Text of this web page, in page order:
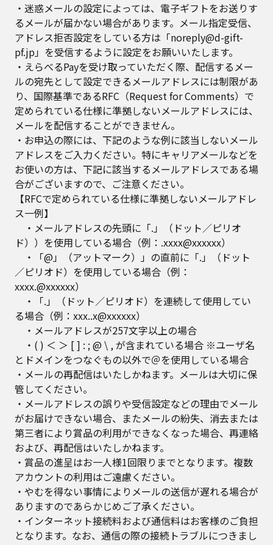
・迷惑メールの設定によっては、電子ギフトをお送りす
るメールが届かない場合があります。メール指定受信、
アドレス拒否設定をしている方は「noreply@d-gift-
pf.jp」を受信するように設定をお願いいたします。
・えらべるPayを受け取っていただく際、配信するメー
ルの宛先として設定できるメールアドレスには制限があ
り、国際基準であるRFC（Request for Comments）で
定められている仕様に準拠しないメールアドレスには、
メールを配信することができません。
・お申込の際には、下記のような例に該当しないメール
アドレスをご入力ください。特にキャリアメールなどを
お使いの方は、下記に該当するメールアドレスである場
合がございますので、ご注意ください。
【RFCで定められている仕様に準拠しないメールアドレ
ス一例】
・メールアドレスの先頭に「.」（ドット／ピリオ
ド））を使用している場合（例：.xxxx@xxxxxx）
・「@」（アットマーク）」の直前に「.」（ドット
／ピリオド）を使用している場合（例：
xxxx.@xxxxxx）
・「.」（ドット／ピリオド）を連続して使用してい
る場合（例：xxx..x@xxxxxx）
・メールアドレスが257文字以上の場合
・( ) ＜ ＞ [ ] : ; @ \ , が含まれている場合 ※ユーザ名
とドメインをつなぐもの以外で＠を使用している場合
・メールの再配信はいたしかねます。メールは大切に保
管してください。
・メールアドレスの誤りや受信設定などの理由でメール
がお届けできない場合、またメールの紛失、消去または
第三者により賞品の利用ができなくなった場合、再連絡
および、再配信はいたしかねます。
・賞品の進呈はお一人様1回限りまでとなります。複数
アカウントの利用はご遠慮ください。
・やむを得ない事情によりメールの送信が遅れる場合が
ありますのであらかじめご了承ください。
・インターネット接続料および通信料はお客様のご負担
となります。なお、通信の際の接続トラブルにつきまし